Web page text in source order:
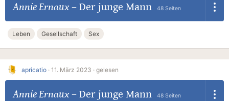
Annie Ernaux– Der junge Mann 48 Seiten
Leben Gesellschaft Sex
apricatio · 11. März 2023 · gelesen
Annie Ernaux– Der junge Mann 48 Seiten